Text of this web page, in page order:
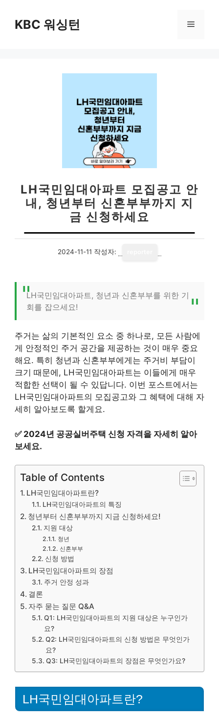
KBC 워싱턴 메
LH국민임대아파트 모집공고 안
내, 청년부터 신혼부부까지 지
금 신청하세요
2024-11-11 작성자:
LH국민임대아파트, 청년과 신혼부부를 위한 기
회를 잡으세요!
주거는 삶의 기본적인 요소 중 하나로, 모든 사람에
게 안정적인 주거 공간을 제공하는 것이 매우 중요
해요. 특히 청년과 신혼부부에게는 주거비 부담이
크기 때문에, LH국민임대아파트는 이들에게 매우
적합한 선택이 될 수 있답니다. 이번 포스트에서는
LH국민임대아파트의 모집공고와 그 혜택에 대해 자
세히 알아보도록 할게요.
✅ 2024년 공공실버주택 신청 자격을 자세히 알아
보세요.
Table of Contents
LH국민임대아파트란?
LH국민임대아파트의 특징
청년부터 신혼부부까지 지금 신청하세요!
지원 대상
청년
신혼부부
신청 방법
LH국민임대아파트의 장점
주거 안정 성과
결론
자주 묻는 질문 Q&A
Q1: LH국민임대아파트의 지원 대상은 누구인가
요?
Q2: LH국민임대아파트의 신청 방법은 무엇인가
요?
Q3: LH국민임대아파트의 장점은 무엇인가요?
LH국민임대아파트란?